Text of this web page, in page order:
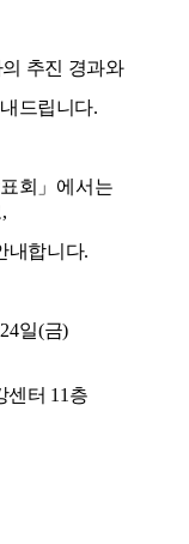
추진 경과와
드립니다.
회 」 에서는
,
내합니다.
24일(금)
센터 11 층